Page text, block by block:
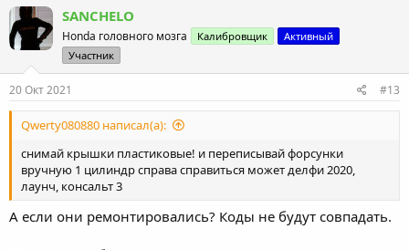
SANCHELO
Honda головного мозга Калибровщик
Активный
Участник
20 Окт 2021 #13
Qwerty080880 написал(а):
снимай крышки пластиковые! и переписывай форсунки
вручную 1 цилиндр справа справиться может делфи 2020,
лаунч, консальт 3
А если они ремонтировались? Коды не будут совпадать.